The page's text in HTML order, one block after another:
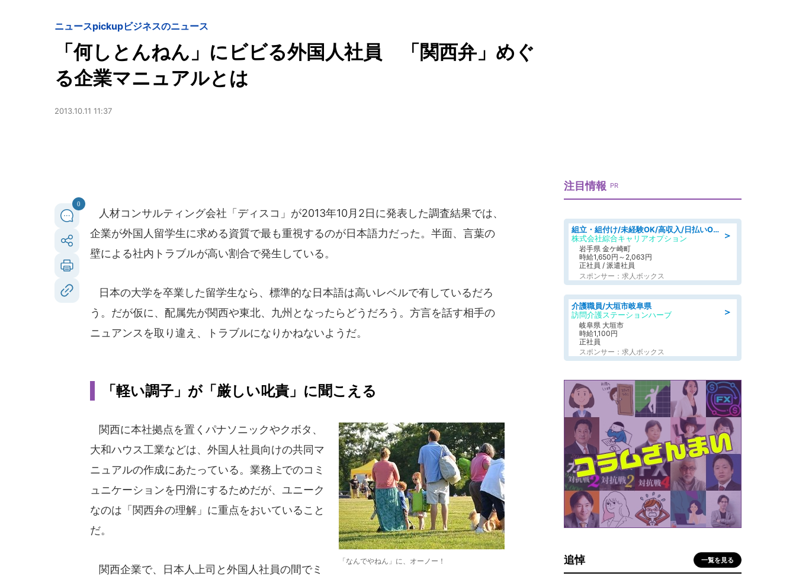
ニュースpickupビジネスのニュース
「何しとんねん」にビビる外国人社員 「関西弁」めぐ
る企業マニュアルとは
2013.10.11 11:37
0
人材コンサルティング会社「ディスコ」が2013年10月2日に発表した調査結果では、
企業が外国人留学生に求める資質で最も重視するのが日本語力だった。半面、言葉の
壁による社内トラブルが高い割合で発生している。
日本の大学を卒業した留学生なら、標準的な日本語は高いレベルで有しているだろ
う。だが仮に、配属先が関西や東北、九州となったらどうだろう。方言を話す相手の
ニュアンスを取り違え、トラブルになりかねないようだ。
「軽い調子」が「厳しい叱責」に聞こえる
「なんでやねん」に、オーノー！
関西に本社拠点を置くパナソニックやクボタ、
大和ハウス工業などは、外国人社員向けの共同マ
ニュアルの作成にあたっている。業務上でのコミ
ュニケーションを円滑にするためだが、ユニーク
なのは「関西弁の理解」に重点をおいていること
だ。
関西企業で、日本人上司と外国人社員の間でミ
注目情報 PR
＞
組立・組付け/未経験OK/高収入/日払いOK/交替制/20・30・40代活躍中
株式会社綜合キャリアオプション
岩手県 金ケ崎町
時給1,650円～2,063円
正社員 / 派遣社員
スポンサー：求人ボックス
＞
介護職員/大垣市岐阜県
訪問介護ステーションハーブ
岐阜県 大垣市
時給1,100円
正社員
スポンサー：求人ボックス
追悼 一覧を見る